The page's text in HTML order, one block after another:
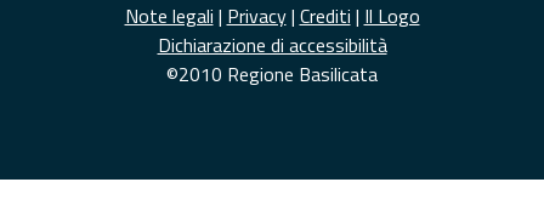
Note legali | Privacy| Crediti | Il Logo
Dichiarazione di accessibilità
©2010 Regione Basilicata